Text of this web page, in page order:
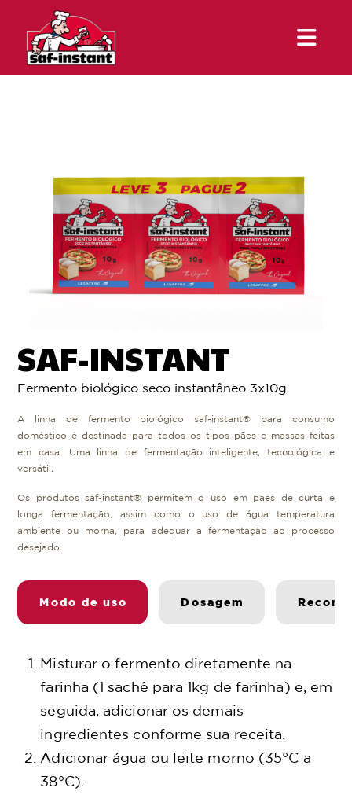
SAF-INSTANT
Fermento biológico seco instantâneo 3x10g
A linha de fermento biológico saf-instant® para consumo
doméstico é destinada para todos os tipos pães e massas feitas
em casa. Uma linha de fermentação inteligente, tecnológica e
versátil.
Os produtos saf-instant® permitem o uso em pães de curta e
longa fermentação, assim como o uso de água temperatura
ambiente ou morna, para adequar a fermentação ao processo
desejado.
Modo de uso Dosagem
Misturar o fermento diretamente na
farinha (1 sachê para 1kg de farinha) e, em
seguida, adicionar os demais
ingredientes conforme sua receita.
Adicionar água ou leite morno (35°C a
38°C).